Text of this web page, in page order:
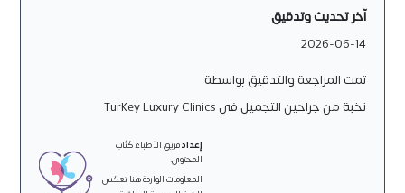
آخر تحديث وتدقيق
2026-06-14
تمت المراجعة والتدقيق بواسطة
نخبة من جراحين التجميل في Turkey Luxury Clinics
إعدادفريق الأطباء كُتّاب
المحتوى.
المعلومات الواردة هنا تعكس